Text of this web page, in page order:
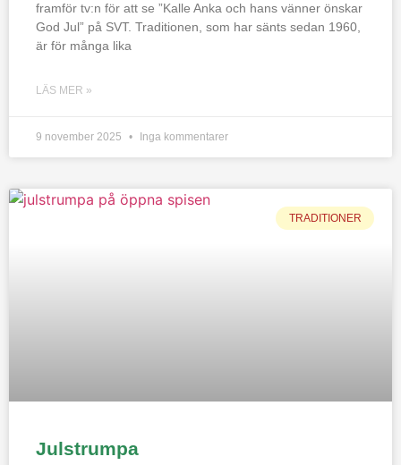
framför tv:n för att se ”Kalle Anka och hans vänner önskar
God Jul” på SVT. Traditionen, som har sänts sedan 1960,
är för många lika
LÄS MER »
9 november 2025 Inga kommentarer
TRADITIONER
Julstrumpa